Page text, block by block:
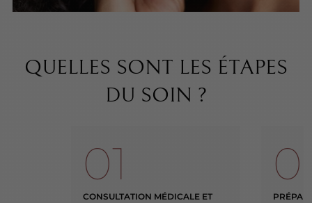
QUELLES SONT LES ÉTAPES
DU SOIN ?
01
CONSULTATION MÉDICALE ET